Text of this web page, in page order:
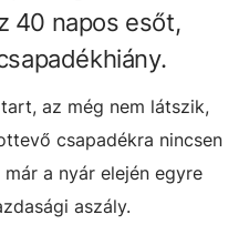
40 napos esőt,
az még nem látszik,
csapadékra nincsen
a nyár elején egyre
aszály.